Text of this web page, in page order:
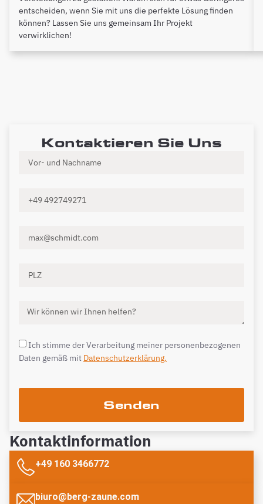
entscheiden, wenn Sie mit uns die perfekte Lösung finden
können? Lassen Sie uns gemeinsam Ihr Projekt
verwirklichen!
Kontaktieren Sie Uns
Ich stimme der Verarbeitung meiner personenbezogenen
Daten gemäß mit Datenschutzerklärung.
Senden
Kontaktinformation
+49 160 3466772
biuro@berg-zaune.com